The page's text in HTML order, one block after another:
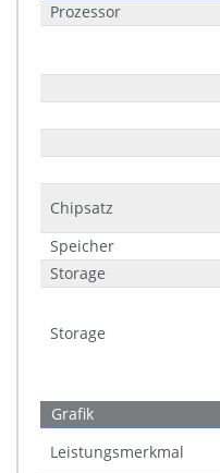
Prozessor
Chipsatz
Speicher
Storage
Storage
Grafik
Leistungsmerkmal